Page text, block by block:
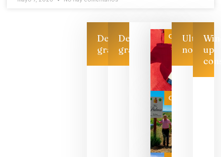
Descarga
gratis
Descarga
gratis
Categoría
Categoría
Ultimas
noticias
up